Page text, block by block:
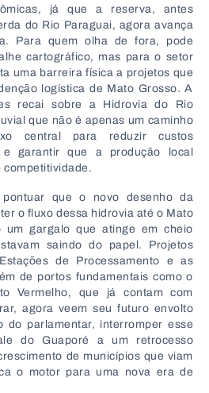
já que a reserva, antes
do Rio Paraguai, agora avança
Para quem olha de fora, pode
cartográfico, mas para o setor
uma barreira física a projetos que
logística de Mato Grosso. A
recai sobre a Hidrovia do Rio
que não é apenas um caminho
central para reduzir custos
garantir que a produção local
competitividade.
que o novo desenho da
o fluxo dessa hidrovia até o Mato
um gargalo que atinge em cheio
saindo do papel. Projetos
de Processamento e as
de portos fundamentais como o
Vermelho, que já contam com
agora veem seu futuro envolto
do parlamentar, interromper esse
do Guaporé a um retrocesso
de municípios que viam
o motor para uma nova era de